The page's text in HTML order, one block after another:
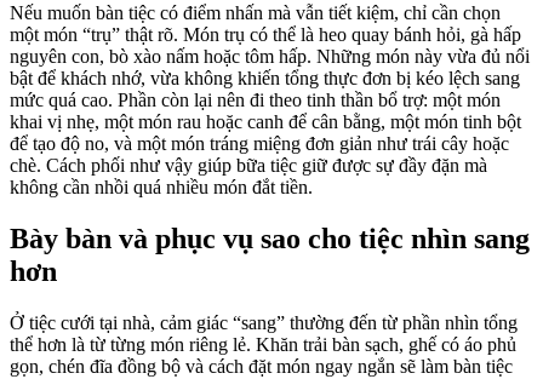
Nếu muốn bàn tiệc có điểm nhấn mà vẫn tiết kiệm, chỉ cần chọn
một món “trụ” thật rõ. Món trụ có thể là heo quay bánh hỏi, gà hấp
nguyên con, bò xào nấm hoặc tôm hấp. Những món này vừa đủ nổi
bật để khách nhớ, vừa không khiến tổng thực đơn bị kéo lệch sang
mức quá cao. Phần còn lại nên đi theo tinh thần bổ trợ: một món
khai vị nhẹ, một món rau hoặc canh để cân bằng, một món tinh bột
để tạo độ no, và một món tráng miệng đơn giản như trái cây hoặc
chè. Cách phối như vậy giúp bữa tiệc giữ được sự đầy đặn mà
không cần nhồi quá nhiều món đắt tiền.
Bày bàn và phục vụ sao cho tiệc nhìn sang
hơn
Ở tiệc cưới tại nhà, cảm giác “sang” thường đến từ phần nhìn tổng
thể hơn là từ từng món riêng lẻ. Khăn trải bàn sạch, ghế có áo phủ
gọn, chén đĩa đồng bộ và cách đặt món ngay ngắn sẽ làm bàn tiệc